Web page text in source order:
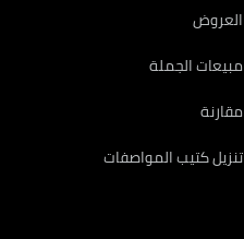
العروض
مبيعات الجملة
مقارنة
تنزيل كتيب المواصفات